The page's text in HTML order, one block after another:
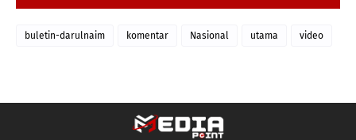
buletin-darulnaim komentar Nasional utama video